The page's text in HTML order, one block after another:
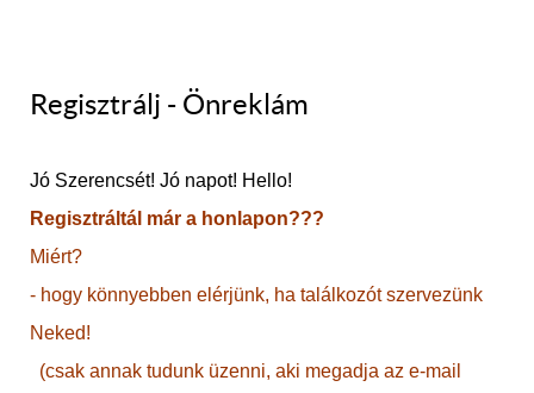
Regisztrálj - Önreklám
Jó Szerencsét! Jó napot! Hello!
Regisztráltál már a honlapon???
Miért?
- hogy könnyebben elérjünk, ha találkozót szervezünk
Neked!
(csak annak tudunk üzenni, aki megadja az e-mail